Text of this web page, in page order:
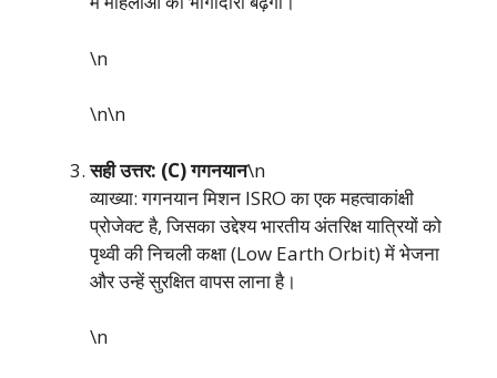
\n
\n\n
सही उत्तर: (C) गगनयान\n
व्याख्या: गगनयान मिशन ISRO का एक महत्वाकांक्षी
प्रोजेक्ट है, जिसका उद्देश्य भारतीय अंतरिक्ष यात्रियों को
पृथ्वी की निचली कक्षा (Low Earth Orbit) में भेजना
और उन्हें सुरक्षित वापस लाना है।
\n